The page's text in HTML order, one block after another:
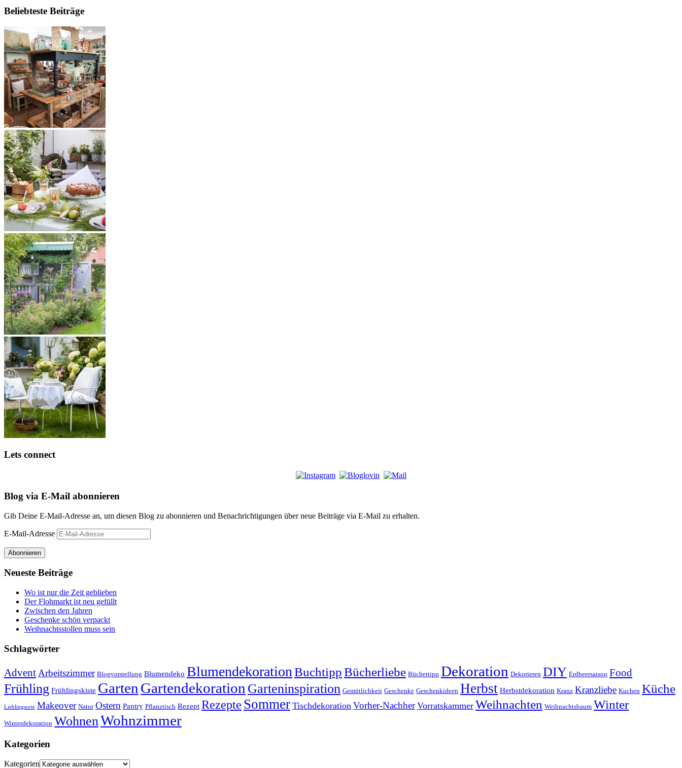
Beliebteste Beiträge
Lets connect
Blog via E-Mail abonnieren
Gib Deine E-Mail-Adresse an, um diesen Blog zu abonnieren und Benachrichtigungen über neue Beiträge via E-Mail zu erhalten.
E-Mail-Adresse
Abonnieren
Neueste Beiträge
Wo ist nur die Zeit geblieben
Der Flohmarkt ist neu gefüllt
Zwischen den Jahren
Geschenke schön verpackt
Weihnachtsstollen muss sein
Schlagwörter
AdventArbeitszimmer Blogvorstellung Blumendeko BlumendekorationBuchtippBücherliebe Büchertipp Dekoration Dekorieren DIY Erdbeersaison Food
Frühling Frühlingskiste GartenGartendekoration Garteninspiration Gemütlichkeit Geschenke Geschenkideen Herbst Herbstdekoration Kranz Kranzliebe Kuchen Küche
Lieblingsorte Makeover Natur Ostern Pantry Pflanztisch Rezept Rezepte Sommer Tischdekoration Vorher-Nachher Vorratskammer Weihnachten Weihnachtsbaum Winter
Winterdekoration WohnenWohnzimmer
Kategorien
Kategorien